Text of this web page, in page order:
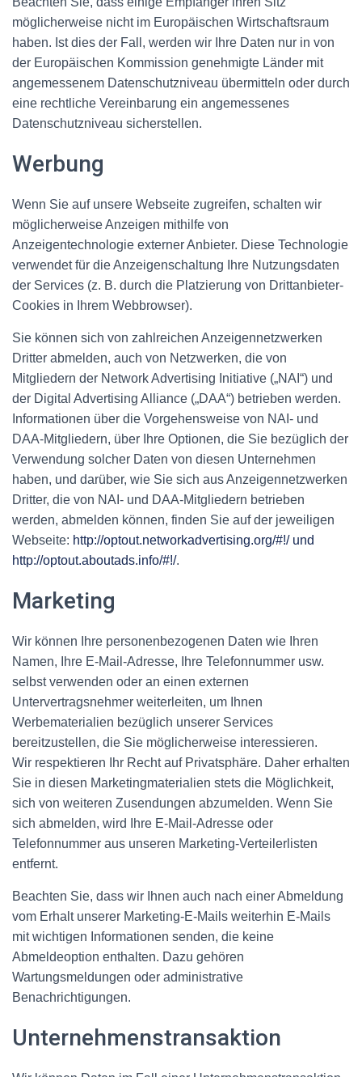
möglicherweise nicht im Europäischen Wirtschaftsraum
haben. Ist dies der Fall, werden wir Ihre Daten nur in von
der Europäischen Kommission genehmigte Länder mit
angemessenem Datenschutzniveau übermitteln oder durch
eine rechtliche Vereinbarung ein angemessenes
Datenschutzniveau sicherstellen.
Werbung
Wenn Sie auf unsere Webseite zugreifen, schalten wir
möglicherweise Anzeigen mithilfe von
Anzeigentechnologie externer Anbieter. Diese Technologie
verwendet für die Anzeigenschaltung Ihre Nutzungsdaten
der Services (z. B. durch die Platzierung von Drittanbieter-
Cookies in Ihrem Webbrowser).
Sie können sich von zahlreichen Anzeigennetzwerken
Dritter abmelden, auch von Netzwerken, die von
Mitgliedern der Network Advertising Initiative („NAI“) und
der Digital Advertising Alliance („DAA“) betrieben werden.
Informationen über die Vorgehensweise von NAI- und
DAA-Mitgliedern, über Ihre Optionen, die Sie bezüglich der
Verwendung solcher Daten von diesen Unternehmen
haben, und darüber, wie Sie sich aus Anzeigennetzwerken
Dritter, die von NAI- und DAA-Mitgliedern betrieben
werden, abmelden können, finden Sie auf der jeweiligen
Webseite: http://optout.networkadvertising.org/#!/ und
http://optout.aboutads.info/#!/.
Marketing
Wir können Ihre personenbezogenen Daten wie Ihren
Namen, Ihre E-Mail-Adresse, Ihre Telefonnummer usw.
selbst verwenden oder an einen externen
Untervertragsnehmer weiterleiten, um Ihnen
Werbematerialien bezüglich unserer Services
bereitzustellen, die Sie möglicherweise interessieren.
Wir respektieren Ihr Recht auf Privatsphäre. Daher erhalten
Sie in diesen Marketingmaterialien stets die Möglichkeit,
sich von weiteren Zusendungen abzumelden. Wenn Sie
sich abmelden, wird Ihre E-Mail-Adresse oder
Telefonnummer aus unseren Marketing-Verteilerlisten
entfernt.
Beachten Sie, dass wir Ihnen auch nach einer Abmeldung
vom Erhalt unserer Marketing-E-Mails weiterhin E-Mails
mit wichtigen Informationen senden, die keine
Abmeldeoption enthalten. Dazu gehören
Wartungsmeldungen oder administrative
Benachrichtigungen.
Unternehmenstransaktion